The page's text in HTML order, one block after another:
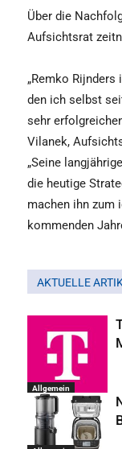
Über die
Aufsichtsrat
„Remko
den ich selbst
sehr
Vilanek,
„Seine
die heutige
machen ihn zum
kommenden
AKTUELLE
Allgemein